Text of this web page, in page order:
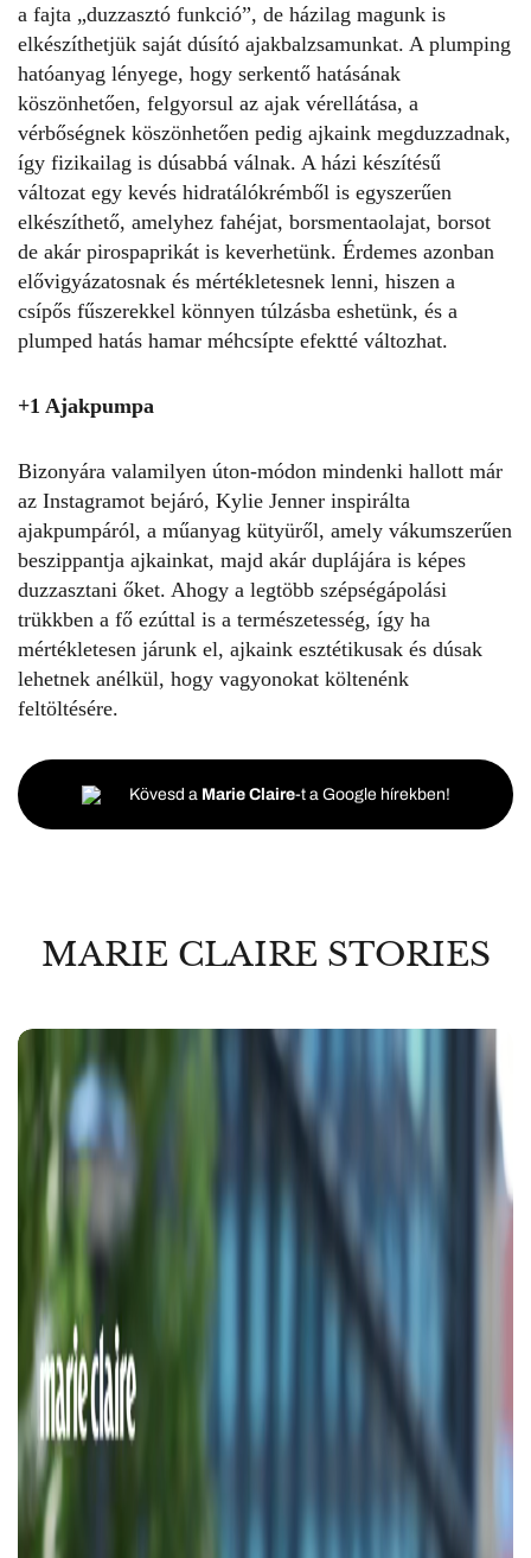
a fajta „duzzasztó funkció”, de házilag magunk is
elkészíthetjük saját dúsító ajakbalzsamunkat. A plumping
hatóanyag lényege, hogy serkentő hatásának
köszönhetően, felgyorsul az ajak vérellátása, a
vérbőségnek köszönhetően pedig ajkaink megduzzadnak,
így fizikailag is dúsabbá válnak. A házi készítésű
változat egy kevés hidratálókrémből is egyszerűen
elkészíthető, amelyhez fahéjat, borsmentaolajat, borsot
de akár pirospaprikát is keverhetünk. Érdemes azonban
elővigyázatosnak és mértékletesnek lenni, hiszen a
csípős fűszerekkel könnyen túlzásba eshetünk, és a
plumped hatás hamar méhcsípte efektté változhat.
+1 Ajakpumpa
Bizonyára valamilyen úton-módon mindenki hallott már
az Instagramot bejáró, Kylie Jenner inspirálta
ajakpumpáról, a műanyag kütyüről, amely vákumszerűen
beszippantja ajkainkat, majd akár duplájára is képes
duzzasztani őket. Ahogy a legtöbb szépségápolási
trükkben a fő ezúttal is a természetesség, így ha
mértékletesen járunk el, ajkaink esztétikusak és dúsak
lehetnek anélkül, hogy vagyonokat költenénk
feltöltésére.
Kövesd a Marie Claire-t a Google hírekben!
MARIE CLAIRE STORIES